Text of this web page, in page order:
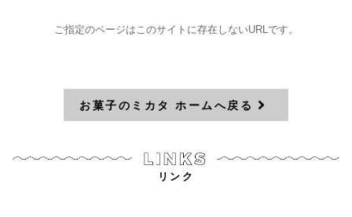
ご指定のページはこのサイトに存在しないURLです。
お菓子のミカタ ホームへ戻る
リンク